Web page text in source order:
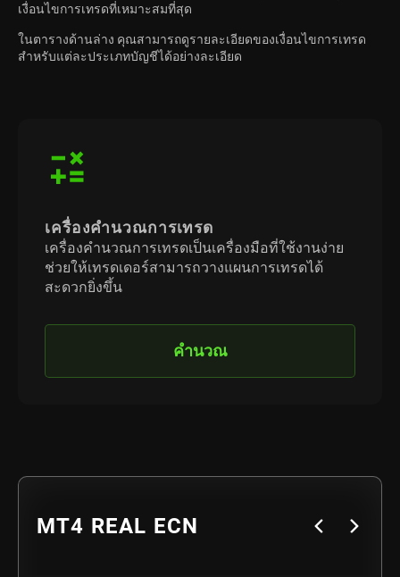
เงื่อนไขการเทรดที่เหมาะสมที่สุด
ในตารางด้านล่าง คุณสามารถดูรายละเอียดของเงื่อนไขการเทรด
สำหรับแต่ละประเภทบัญชีได้อย่างละเอียด
เครื่องคำนวณการเทรด
เครื่องคำนวณการเทรดเป็นเครื่องมือที่ใช้งานง่าย
ช่วยให้เทรดเดอร์สามารถวางแผนการเทรดได้
สะดวกยิ่งขึ้น
คำนวณ
MT4 REAL ECN
MT4 REAL STANDARD